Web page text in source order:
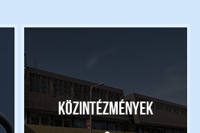
Közintézmények